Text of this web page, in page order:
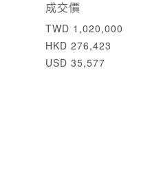
成交價
TWD 1,020,000
HKD 276,423
USD 35,577